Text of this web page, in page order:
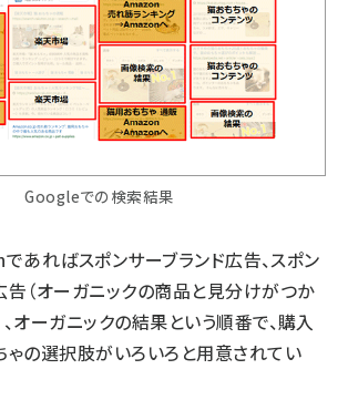
Googleでの検索結果
あればスポンサーブランド広告、スポン
告（オーガニックの商品と見分けがつか
オーガニックの結果という順番で、購入
ゃの選択肢がいろいろと用意されてい